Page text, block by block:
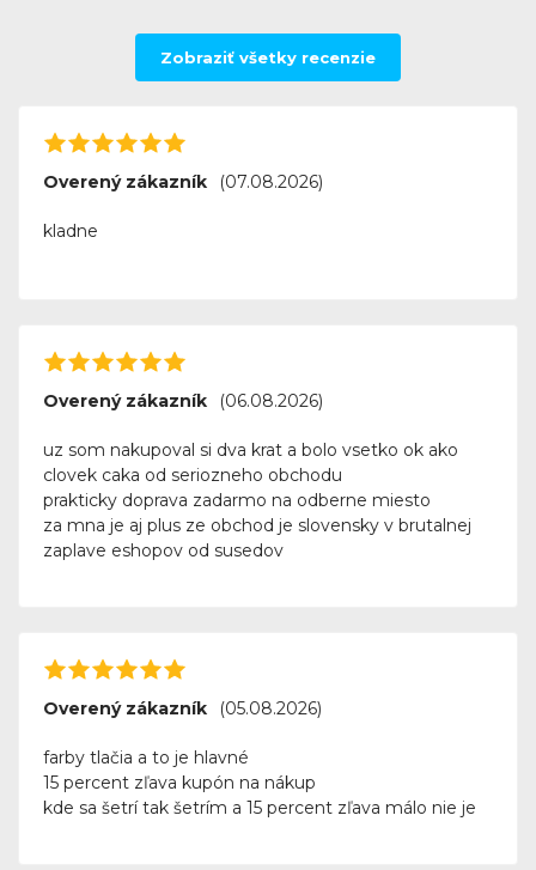
HP (Hewlett Packard)
HP DeskJet 5650
HP (Hewlett Packard)
HP DeskJet 5650w
HP DeskJet 5652
HP (Hewlett Packard)
HP DeskJet 5670
Zobraziť všetky recenzie
Overený zákazník (07.08.2026)
kladne
Overený zákazník (06.08.2026)
uz som nakupoval si dva krat a bolo vsetko ok ako
clovek caka od seriozneho obchodu
prakticky doprava zadarmo na odberne miesto
za mna je aj plus ze obchod je slovensky v brutalnej
zaplave eshopov od susedov
Overený zákazník (05.08.2026)
farby tlačia a to je hlavné
15 percent zľava kupón na nákup
kde sa šetrí tak šetrím a 15 percent zľava málo nie je